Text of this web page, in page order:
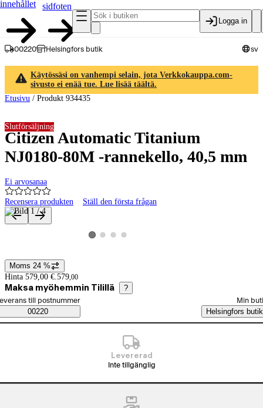
innehållet
sidfoten
Logga in
00220 Helsingfors butik sv
Käytössäsi on vanhempi selain, jota Verkkokauppa.com-
sivusto ei enää tue. Lue lisää täältä.
Etusivu / Produkt 934435
Citizen Automatic Titanium
NJ0180-80M -rannekello, 40,5 mm
Ei arvosanaa
Recensera produkten Ställ den första frågan
Slutförsäljning
Produktbilder och videor
Visa produktbild 1
Visa produktbild 2
Visa produktbild 3
Visa produktbild 4
Prisinformation
Moms 24 %
Hinta 579,00 €. 579,00
Maksa myöhemmin Tilillä ?
Saatavuustiedot
beställningssätt
till postnummer
00220
Min
Helsingfors butik
Levererad
Inte tillgänglig